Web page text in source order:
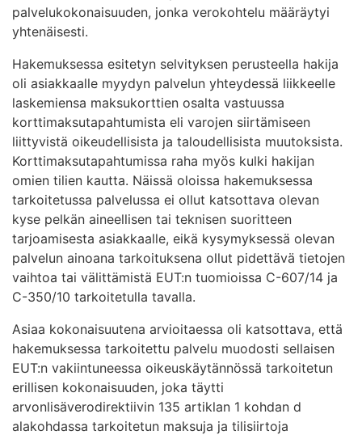
palvelukokonaisuuden, jonka verokohtelu määräytyi
yhtenäisesti.
Hakemuksessa esitetyn selvityksen perusteella hakija
oli asiakkaalle myydyn palvelun yhteydessä liikkeelle
laskemiensa maksukorttien osalta vastuussa
korttimaksutapahtumista eli varojen siirtämiseen
liittyvistä oikeudellisista ja taloudellisista muutoksista.
Korttimaksutapahtumissa raha myös kulki hakijan
omien tilien kautta. Näissä oloissa hakemuksessa
tarkoitetussa palvelussa ei ollut katsottava olevan
kyse pelkän aineellisen tai teknisen suoritteen
tarjoamisesta asiakkaalle, eikä kysymyksessä olevan
palvelun ainoana tarkoituksena ollut pidettävä tietojen
vaihtoa tai välittämistä EUT:n tuomioissa C-607/14 ja
C-350/10 tarkoitetulla tavalla.
Asiaa kokonaisuutena arvioitaessa oli katsottava, että
hakemuksessa tarkoitettu palvelu muodosti sellaisen
EUT:n vakiintuneessa oikeuskäytännössä tarkoitetun
erillisen kokonaisuuden, joka täytti
arvonlisäverodirektiivin 135 artiklan 1 kohdan d
alakohdassa tarkoitetun maksuja ja tilisiirtoja